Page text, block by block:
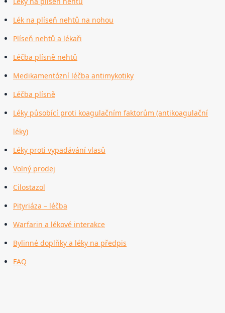
Lék na plíseň nehtů na nohou
Plíseň nehtů a lékaři
Léčba plísně nehtů
Medikamentózní léčba antimykotiky
Léčba plísně
Léky působící proti koagulačním faktorům (antikoagulační
léky)
Léky proti vypadávání vlasů
Volný prodej
Cilostazol
Pityriáza – léčba
Warfarin a lékové interakce
Bylinné doplňky a léky na předpis
FAQ